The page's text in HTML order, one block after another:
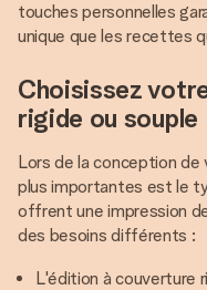
touches personnelles
unique que les recettes
Choisissez
rigide ou souple
Lors de la conception de
plus importantes est le
offrent une impression
des besoins différents :
L'édition à couverture